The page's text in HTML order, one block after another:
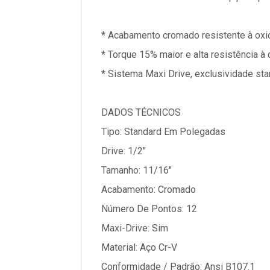
* Acabamento cromado resistente à
* Torque 15% maior e alta resistência à
* Sistema Maxi Drive, exclusividade
DADOS TÉCNICOS
Tipo: Standard Em Polegadas
Drive: 1/2"
Tamanho: 11/16"
Acabamento: Cromado
Número De Pontos: 12
Maxi-Drive: Sim
Material: Aço Cr-V
Conformidade / Padrão: Ansi B107.1